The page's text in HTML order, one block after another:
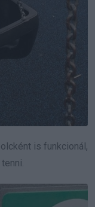
is funkcionál,